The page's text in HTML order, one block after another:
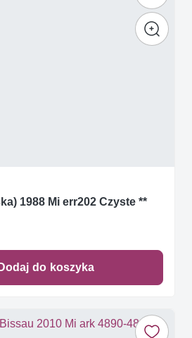
1988 Mi err202 Czyste **
Dodaj do koszyka